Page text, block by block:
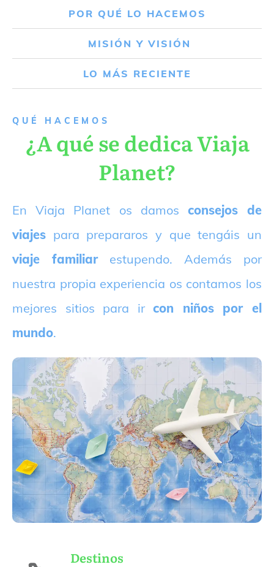
POR QUÉ LO HACEMOS
MISIÓN Y VISIÓN
LO MÁS RECIENTE
QUÉ HACEMOS
¿A qué se dedica Viaja
Planet?
En Viaja Planet os damos consejos de
viajes para prepararos y que tengáis un
viaje familiarestupendo. Además por
nuestra propia experiencia os contamos los
mejores sitios para ircon niños por el
mundo.
Destinos